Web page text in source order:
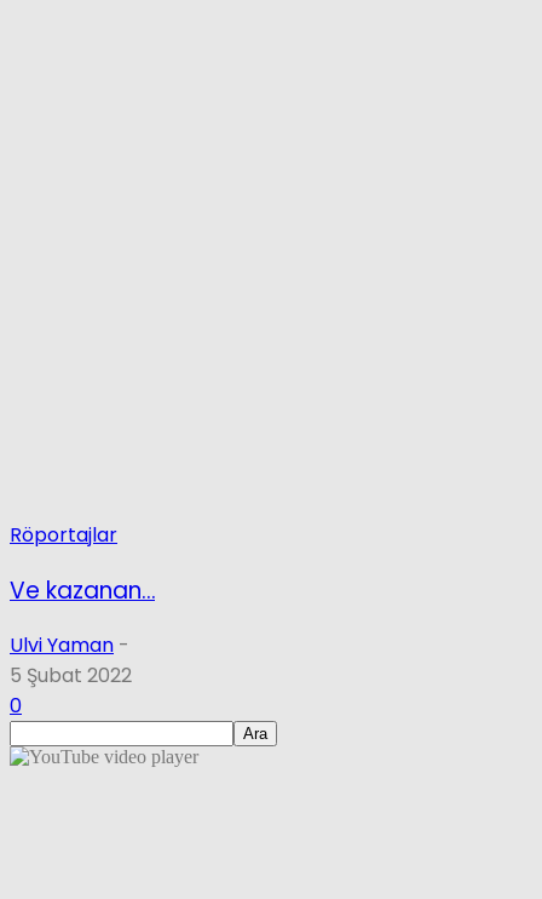
Röportajlar
Ve kazanan…
Ulvi Yaman -
5 Şubat 2022
0